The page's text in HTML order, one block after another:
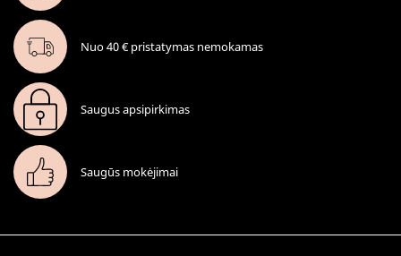
Nuo 40 € pristatymas nemokamas
Saugus apsipirkimas
Saugūs mokėjimai